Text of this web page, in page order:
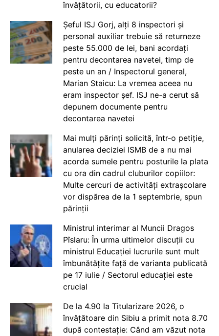
învățătorii, cu educatorii?
Șeful ISJ Gorj, alți 8 inspectori și
personal auxiliar trebuie să returneze
peste 55.000 de lei, bani acordați
pentru decontarea navetei, timp de
peste un an / Inspectorul general,
Marian Staicu: La vremea aceea nu
eram inspector șef. ISJ ne-a cerut să
depunem documente pentru
decontarea navetei
Mai mulți părinți solicită, într-o petiție,
anularea deciziei ISMB de a nu mai
acorda sumele pentru posturile la plata
cu ora din cadrul cluburilor copiilor:
Multe cercuri de activități extrașcolare
vor dispărea de la 1 septembrie, spun
părinții
Ministrul interimar al Muncii Dragos
Pîslaru: În urma ultimelor discuții cu
ministrul Educației lucrurile sunt mult
îmbunătățite față de varianta publicată
pe 17 iulie / Sectorul educației este
crucial
De la 4.90 la Titularizare 2026, o
învățătoare din Sibiu a primit nota 8.70
după contestație: Când am văzut nota